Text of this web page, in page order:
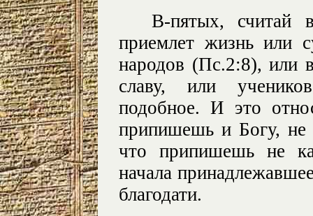
В-пятых, считай
приемлет жизнь или
народов (Пс.2:8), или
славу, или
подобное. И это
припишешь и Богу, не
что припишешь не
начала
благодати.